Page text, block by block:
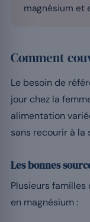
magnésium et
Comment
Le besoin de
jour chez la
alimentation
sans recourir à
Les bonnes
Plusieurs
en magnésium :